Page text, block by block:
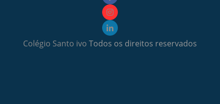
Colégio Santo ivo Todos os direitos reservados